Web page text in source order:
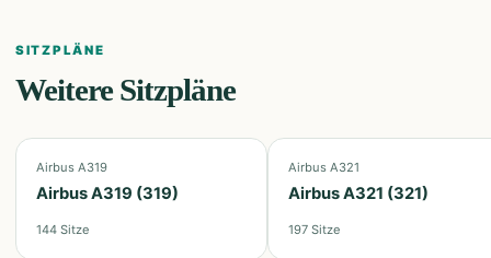
SITZPLÄNE
Weitere Sitzpläne
Airbus A319
Airbus A319 (319)
144 Sitze
Airbus A321
Airbus A321 (321)
197 Sitze